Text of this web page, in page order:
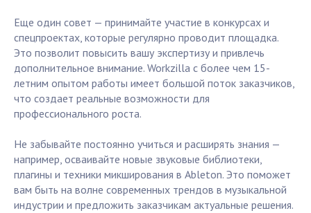
Еще один совет — принимайте участие в конкурсах и
спецпроектах, которые регулярно проводит площадка.
Это позволит повысить вашу экспертизу и привлечь
дополнительное внимание. Workzilla с более чем 15-
летним опытом работы имеет большой поток заказчиков,
что создает реальные возможности для
профессионального роста.
Не забывайте постоянно учиться и расширять знания —
например, осваивайте новые звуковые библиотеки,
плагины и техники микширования в Ableton. Это поможет
вам быть на волне современных трендов в музыкальной
индустрии и предложить заказчикам актуальные решения.